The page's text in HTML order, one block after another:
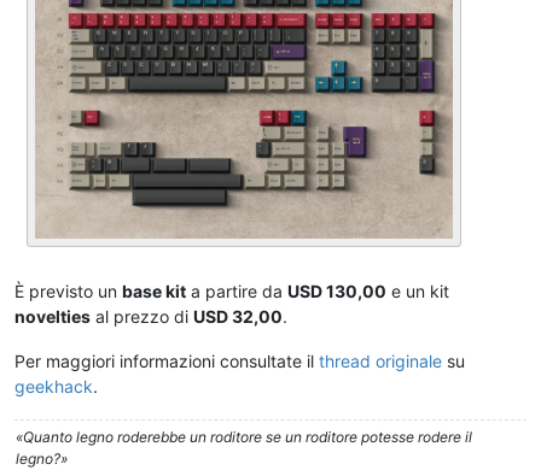
È previsto un base kit a partire da USD 130,00 e un kit
novelties al prezzo di USD 32,00.
Per maggiori informazioni consultate il thread originale su
geekhack.
«Quanto legno roderebbe un roditore se un roditore potesse rodere il
legno?»